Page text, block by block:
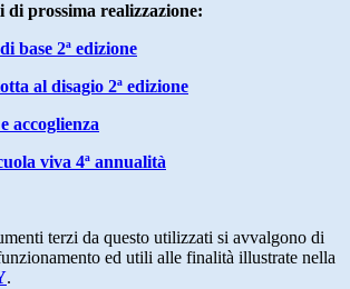
prossima realizzazione:
base 2ª edizione
al disagio 2ª edizione
accoglienza
viva 4ª annualità
terzi da questo utilizzati si avvalgono di
ed utili alle finalità illustrate nella
.